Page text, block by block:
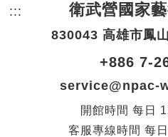
::: 頁尾網站資訊。
衛武營國家
830043 高雄市鳳
+886 7-
service@npac-
開館時間 每日
客服專線時間 每日